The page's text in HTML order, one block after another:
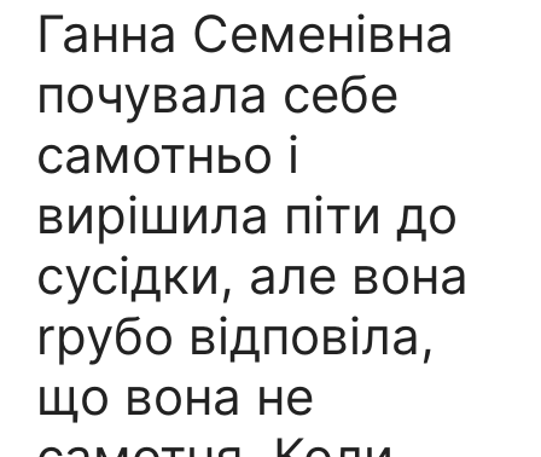
Ганна Семенівна
почувала себе
самотньо і
вирішила піти до
сусідки, але вона
rрубо відповіла,
що вона не